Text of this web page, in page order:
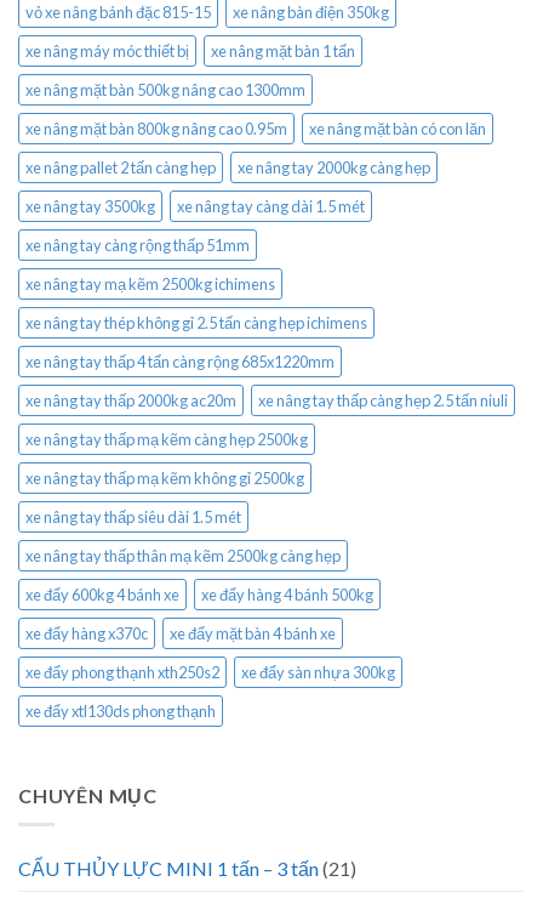
vỏ xe nâng bánh đặc 815-15
xe nâng bàn điện 350kg
xe nâng máy móc thiết bị
xe nâng mặt bàn 1 tấn
xe nâng mặt bàn 500kg nâng cao 1300mm
xe nâng mặt bàn 800kg nâng cao 0.95m
xe nâng mặt bàn có con lăn
xe nâng pallet 2 tấn càng hẹp
xe nâng tay 2000kg càng hẹp
xe nâng tay 3500kg
xe nâng tay càng dài 1.5 mét
xe nâng tay càng rộng thấp 51mm
xe nâng tay mạ kẽm 2500kg ichimens
xe nâng tay thép không gỉ 2.5 tấn càng hẹp ichimens
xe nâng tay thấp 4 tấn càng rộng 685x1220mm
xe nâng tay thấp 2000kg ac20m
xe nâng tay thấp càng hẹp 2.5 tấn niuli
xe nâng tay thấp mạ kẽm càng hẹp 2500kg
xe nâng tay thấp mạ kẽm không gỉ 2500kg
xe nâng tay thấp siêu dài 1.5 mét
xe nâng tay thấp thân mạ kẽm 2500kg càng hẹp
xe đẩy 600kg 4 bánh xe
xe đẩy hàng 4 bánh 500kg
xe đẩy hàng x370c
xe đẩy mặt bàn 4 bánh xe
xe đẩy phong thạnh xth250s2
xe đẩy sàn nhựa 300kg
xe đẩy xtl130ds phong thạnh
CHUYÊN MỤC
CẨU THỦY LỰC MINI 1 tấn – 3 tấn(21)